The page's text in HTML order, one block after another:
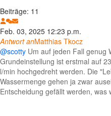
Beiträge: 11
Feb. 03, 2025 12:23 p.m.
Antwort anMatthias Tkocz
@scotty Um auf jeden Fall genug
Grundeinstellung ist erstmal auf
l/min hochgedreht werden. Die
Wassermenge gehen ja zwar
Entscheidung gefällt werden, was